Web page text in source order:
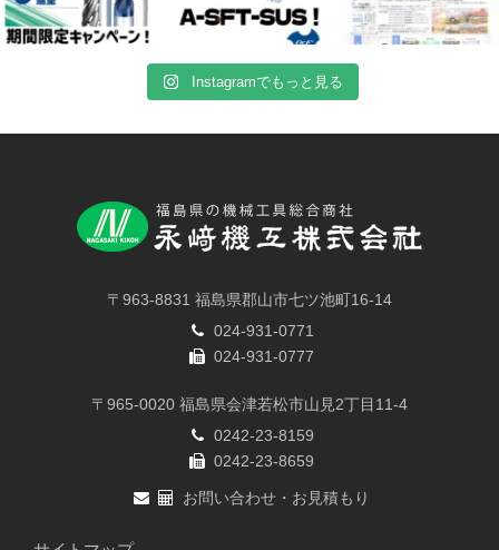
Instagramでもっと見る
〒963-8831 福島県郡山市七ツ池町16-14
024-931-0771
024-931-0777
〒965-0020 福島県会津若松市山見2丁目11-4
0242-23-8159
0242-23-8659
お問い合わせ・お見積もり